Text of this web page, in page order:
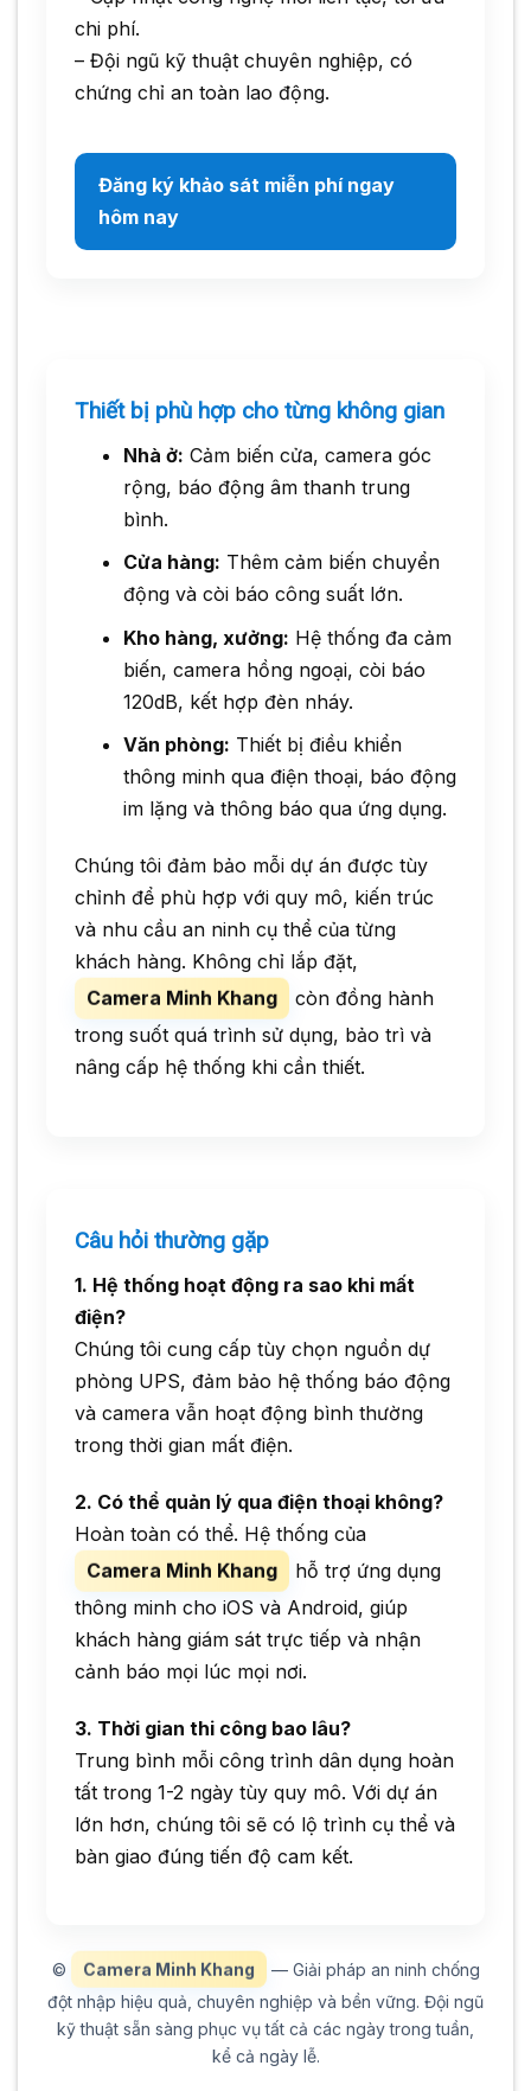
chi phí.
– Đội ngũ kỹ thuật chuyên nghiệp, có
chứng chỉ an toàn lao động.
Đăng ký khảo sát miễn phí ngay
hôm nay
Thiết bị phù hợp cho từng không gian
Nhà ở: Cảm biến cửa, camera góc
rộng, báo động âm thanh trung
bình.
Cửa hàng: Thêm cảm biến chuyển
động và còi báo công suất lớn.
Kho hàng, xưởng: Hệ thống đa cảm
biến, camera hồng ngoại, còi báo
120dB, kết hợp đèn nháy.
Văn phòng: Thiết bị điều khiển
thông minh qua điện thoại, báo động
im lặng và thông báo qua ứng dụng.
Chúng tôi đảm bảo mỗi dự án được tùy
chỉnh để phù hợp với quy mô, kiến trúc
và nhu cầu an ninh cụ thể của từng
khách hàng. Không chỉ lắp đặt,
Camera Minh Khang
còn đồng hành
trong suốt quá trình sử dụng, bảo trì và
nâng cấp hệ thống khi cần thiết.
Câu hỏi thường gặp
1. Hệ thống hoạt động ra sao khi mất
điện?
Chúng tôi cung cấp tùy chọn nguồn dự
phòng UPS, đảm bảo hệ thống báo động
và camera vẫn hoạt động bình thường
trong thời gian mất điện.
2. Có thể quản lý qua điện thoại không?
Hoàn toàn có thể. Hệ thống của
Camera Minh Khang
hỗ trợ ứng dụng
thông minh cho iOS và Android, giúp
khách hàng giám sát trực tiếp và nhận
cảnh báo mọi lúc mọi nơi.
3. Thời gian thi công bao lâu?
Trung bình mỗi công trình dân dụng hoàn
tất trong 1-2 ngày tùy quy mô. Với dự án
lớn hơn, chúng tôi sẽ có lộ trình cụ thể và
bàn giao đúng tiến độ cam kết.
© Camera Minh Khang
— Giải pháp an ninh chống
đột nhập hiệu quả, chuyên nghiệp và bền vững. Đội ngũ
kỹ thuật sẵn sàng phục vụ tất cả các ngày trong tuần,
kể cả ngày lễ.